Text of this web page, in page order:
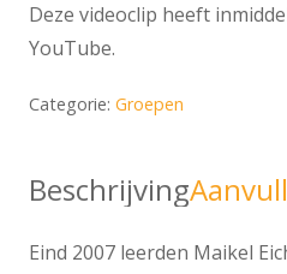
Deze videoclip heeft
YouTube.
Categorie: Groepen
Beschrijving
Eind 2007 leerden Maikel